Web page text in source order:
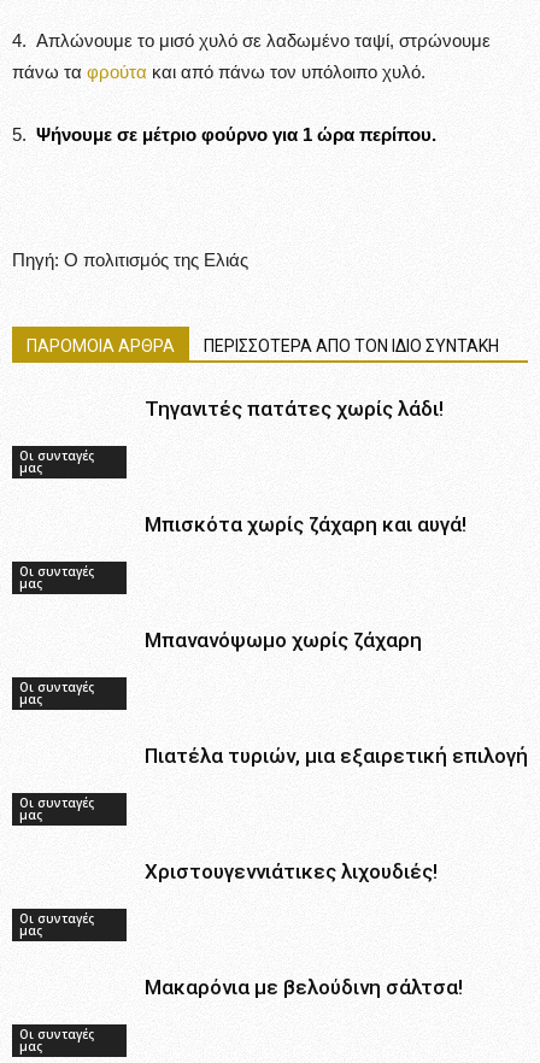
4. Απλώνουμε το μισό χυλό σε λαδωμένο ταψί, στρώνουμε
πάνω τα φρούτα και από πάνω τον υπόλοιπο χυλό.
5. Ψήνουμε σε μέτριο φούρνο για 1 ώρα περίπου.
Πηγή: Ο πολιτισμός της Ελιάς
ΠΑΡΟΜΟΙΑ ΑΡΘΡΑ ΠΕΡΙΣΣΟΤΕΡΑ ΑΠΟ ΤΟΝ ΙΔΙΟ ΣΥΝΤΑΚΗ
Οι συνταγές
μας
Τηγανιτές πατάτες χωρίς λάδι!
Οι συνταγές
μας
Μπισκότα χωρίς ζάχαρη και αυγά!
Οι συνταγές
μας
Μπανανόψωμο χωρίς ζάχαρη
Οι συνταγές
μας
Πιατέλα τυριών, μια εξαιρετική επιλογή
Οι συνταγές
μας
Χριστουγεννιάτικες λιχουδιές!
Οι συνταγές
μας
Μακαρόνια με βελούδινη σάλτσα!